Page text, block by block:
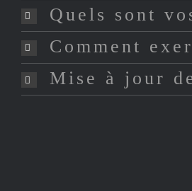
Quels sont
Comment
Mise à jour